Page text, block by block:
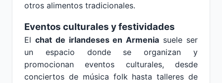
otros alimentos tradicionales.
Eventos culturales y festividades
El chat de irlandeses en Armenia suele ser
un espacio donde se organizan y
promocionan eventos culturales, desde
conciertos de música folk hasta talleres de